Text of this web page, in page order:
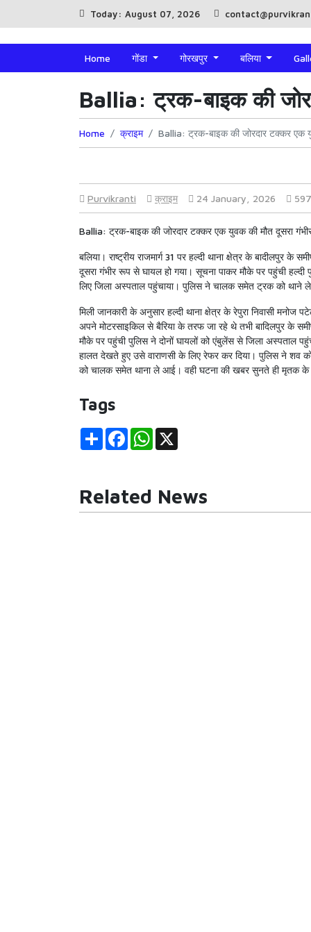
Today: August 07, 2026
Home गोंडा गोरखपुर बलिया
Ballia: ट्रक-बाइक की
Home क्राइम Ballia: ट्रक-बाइक की जोरदार टक्कर एक
Purvikranti क्राइम 24 January, 2026 597
Ballia: ट्रक-बाइक की जोरदार टक्कर एक युवक की मौत दूसरा
बलिया। राष्ट्रीय राजमार्ग 31 पर हल्दी थाना क्षेत्र के बादीलपुर
दूसरा गंभीर रूप से घायल हो गया। सूचना पाकर मौके पर पहुंची
लिए जिला अस्पताल पहुंचाया। पुलिस ने चालक समेत ट्रक को थाने
मिली जानकारी के अनुसार हल्दी थाना क्षेत्र के रेपुरा निवासी
अपने मोटरसाइकिल से बैरिया के तरफ जा रहे थे तभी बादिलपुर के
मौके पर पहुंची पुलिस ने दोनों घायलों को एंबुलेंस से जिला अस्पताल
हालत देखते हुए उसे वाराणसी के लिए रेफर कर दिया। पुलिस ने शव
को चालक समेत थाना ले आई। वही घटना की खबर सुनते ही मृतक के
Tags
Share FacebookWhatsApp
Related News